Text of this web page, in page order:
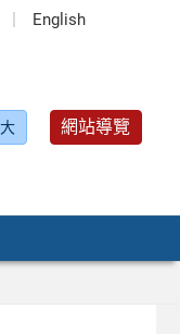
English
大 網站導覽